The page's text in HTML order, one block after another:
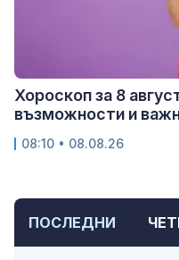
ПОСЛЕДНИ
Хороскоп за 8
възможности и
08:10 • 08.08.26